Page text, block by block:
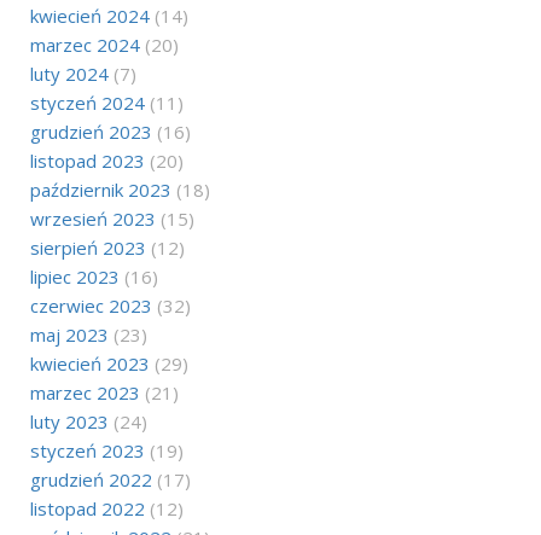
kwiecień 2024 (14)
marzec 2024 (20)
luty 2024 (7)
styczeń 2024 (11)
grudzień 2023 (16)
listopad 2023 (20)
październik 2023 (18)
wrzesień 2023 (15)
sierpień 2023 (12)
lipiec 2023 (16)
czerwiec 2023 (32)
maj 2023 (23)
kwiecień 2023 (29)
marzec 2023 (21)
luty 2023 (24)
styczeń 2023 (19)
grudzień 2022 (17)
listopad 2022 (12)